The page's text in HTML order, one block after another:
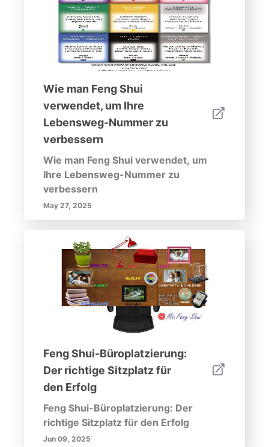
Energiefluss, der für ein florierendes
Home Office unerlässlich ist. Durch
die Anwendung dieser Prinzipien
können Sie Ihr Home Office in ein
Heiligtum der Produktivität und
mit den Lehren des Feng Shui in
Einklang steht.
Wie man Feng Shui
verwendet, um Ihre
Lebensweg-Nummer zu
verbessern
Wie man Feng Shui verwendet, um
Ihre Lebensweg-Nummer zu
verbessern
May 27, 2025
Feng Shui-Büroplatzierung:
Der richtige Sitzplatz für
den Erfolg
Feng Shui-Büroplatzierung: Der
richtige Sitzplatz für den Erfolg
Jun 09, 2025